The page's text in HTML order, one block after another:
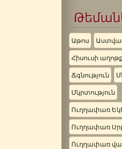
Աթոս
Հիսուսի
Ճգնություն
Մկրտություն
Ուղղափառ
Ուղղափառ
Ուղղափառ